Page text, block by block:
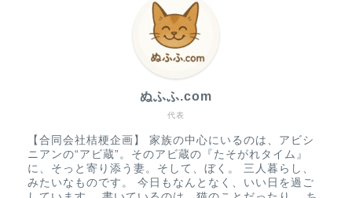
代表
ぬふふ.com
【合同会社桔梗企画】 家族の中心にいるのは、アビシ
ニアンの“アビ蔵”。そのアビ蔵の『たそがれタイム』
に、そっと寄り添う妻。そして、ぼく。 三人暮らし、
みたいなものです。 今日もなんとなく、いい日を過ご